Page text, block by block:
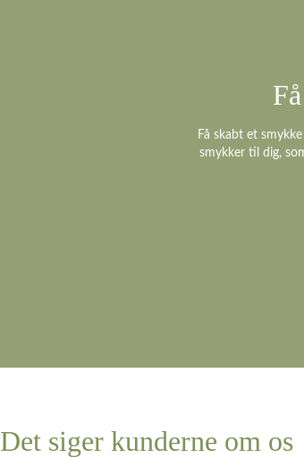
Få skabt et
smykker til dig,
Det siger kunderne om os